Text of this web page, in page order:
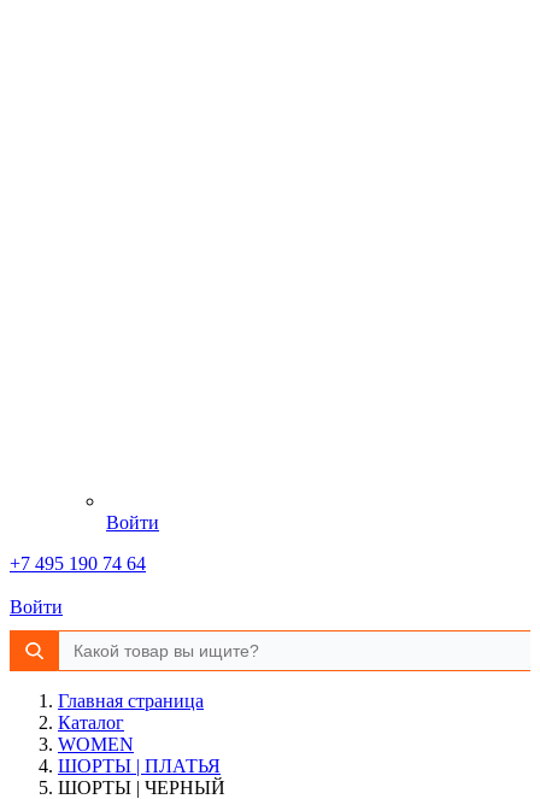
Войти
+7 495 190 74 64
Войти
Главная страница
Каталог
WOMEN
ШОРТЫ | ПЛАТЬЯ
ШОРТЫ | ЧЕРНЫЙ